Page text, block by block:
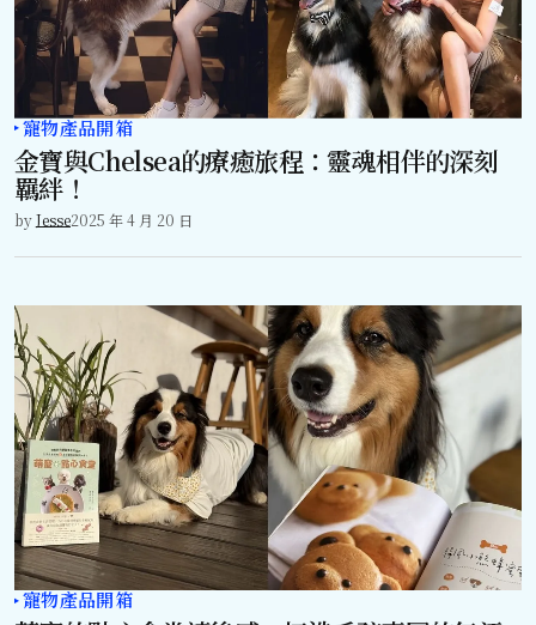
寵物產品開箱
金寶與Chelsea的療癒旅程：靈魂相伴的深刻
羈絆！
byJesse2025 年 4 月 20 日
寵物產品開箱